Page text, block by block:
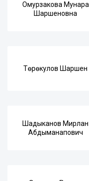
Омурзакова Мунара
Шаршеновна
Төрөкулов Шаршен
Шадыканов Мирлан
Абдыманапович